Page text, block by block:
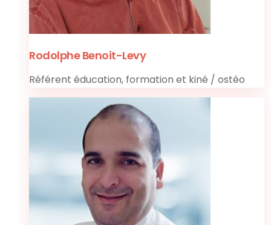
Rodolphe Benoit-Levy
Référent éducation, formation et kiné / ostéo